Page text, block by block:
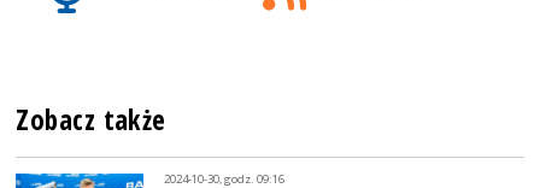
Zobacz także
2024-10-30, godz. 09:16